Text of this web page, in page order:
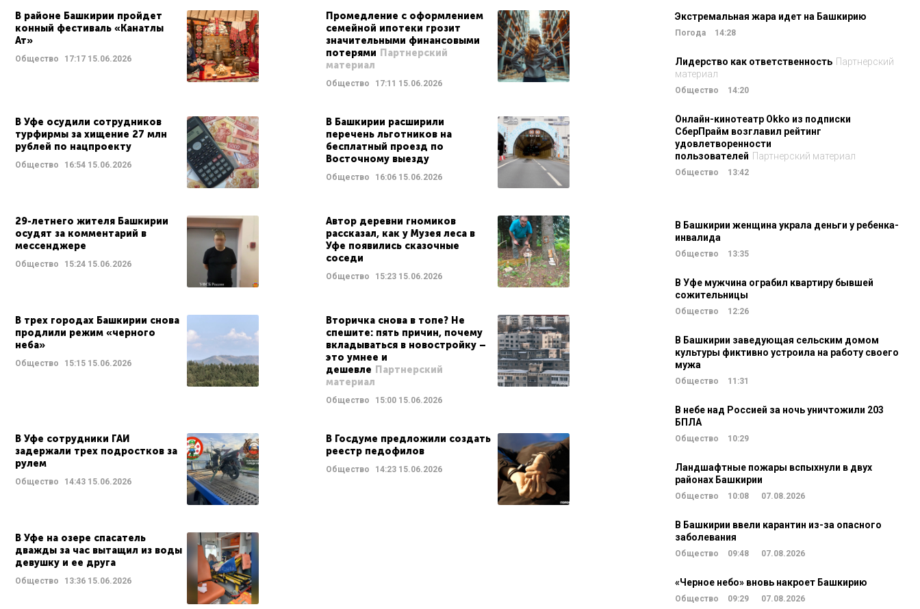
В районе Башкирии пройдет
конный фестиваль «Канатлы
Ат»
Общество 17:17 15.06.2026
Промедление с оформлением
семейной ипотеки грозит
значительными финансовыми
потерями Партнерский
материал
Общество 17:11 15.06.2026
В Уфе осудили сотрудников
турфирмы за хищение 27 млн
рублей по нацпроекту
Общество 16:54 15.06.2026
В Башкирии расширили
перечень льготников на
бесплатный проезд по
Восточному выезду
Общество 16:0615.06.2026
29-летнего жителя Башкирии
осудят за комментарий в
мессенджере
Общество 15:24 15.06.2026
Автор деревни гномиков
рассказал, как у Музея леса в
Уфе появились сказочные
соседи
Общество 15:2315.06.2026
В трех городах Башкирии снова
продлили режим «черного
неба»
Общество 15:15 15.06.2026
Вторичка снова в топе? Не
спешите: пять причин, почему
вкладываться в новостройку –
это умнее и
дешевле Партнерский
материал
Общество 15:0015.06.2026
В Уфе сотрудники ГАИ
задержали трех подростков за
рулем
Общество 14:43 15.06.2026
В Госдуме предложили создать
реестр педофилов
Общество 14:2315.06.2026
В Уфе на озере спасатель
дважды за час вытащил из воды
девушку и ее друга
Общество 13:36 15.06.2026
Экстремальная жара идет на Башкирию
Погода 14:28
Лидерство как ответственность Партнерский
материал
Общество 14:20
Онлайн-кинотеатр Okko из подписки
СберПрайм возглавил рейтинг
удовлетворенности
пользователей Партнерский материал
Общество 13:42
В Башкирии женщина украла деньги у ребенка-
инвалида
Общество 13:35
В Уфе мужчина ограбил квартиру бывшей
сожительницы
Общество 12:26
В Башкирии заведующая сельским домом
культуры фиктивно устроила на работу своего
мужа
Общество 11:31
В небе над Россией за ночь уничтожили 203
БПЛА
Общество 10:29
Ландшафтные пожары вспыхнули в двух
районах Башкирии
Общество 10:08 07.08.2026
В Башкирии ввели карантин из-за опасного
заболевания
Общество 09:48 07.08.2026
«Черное небо» вновь накроет Башкирию
Общество 09:29 07.08.2026